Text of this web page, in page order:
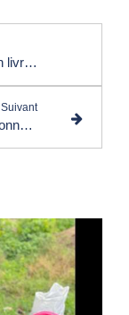
Littérature : Flore Djinou sort un livre autobiographique sur son divorce
Suivant
« 30 under 30 Afrique » 2022 : les personnalités nommées par Forbes, un Béninois de 27 ans sur la liste